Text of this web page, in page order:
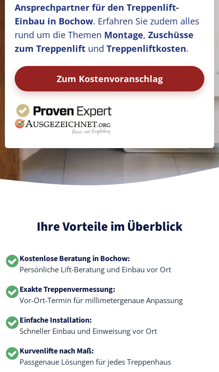
Ansprechpartner für den Treppenlift-
Einbau in Bochow. Erfahren Sie zudem alles
rund um die Themen Montage, Zuschüsse
zum Treppenlift und Treppenliftkosten.
Zum Kostenvoranschlag
Ihre Vorteile im Überblick
Kostenlose Beratung in Bochow:
Persönliche Lift-Beratung und Einbau vor Ort
Exakte Treppenvermessung:
Vor-Ort-Termin für millimetergenaue Anpassung
Einfache Installation:
Schneller Einbau und Einweisung vor Ort
Kurvenlifte nach Maß:
Passgenaue Lösungen für jedes Treppenhaus